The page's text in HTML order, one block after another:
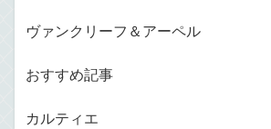
ヴァンクリーフ＆アーペル
おすすめ記事
カルティエ